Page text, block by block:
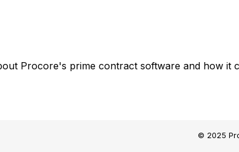
Procore's prime contract software and how it
© 2025